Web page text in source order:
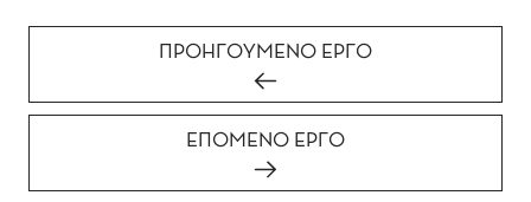
ΠΡΟΗΓΟΥΜΕΝΟ ΕΡΓΟ
ΕΠΟΜΕΝΟ ΕΡΓΟ